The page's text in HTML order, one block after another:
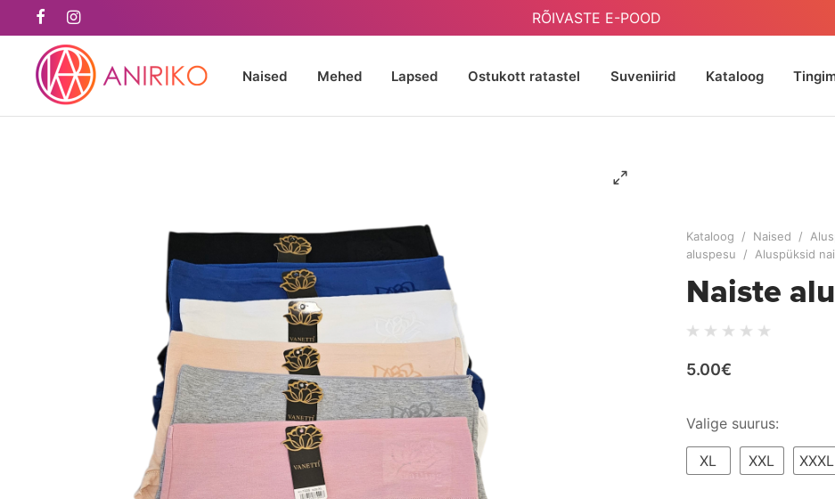
RÕIVASTE E-POOD
Naised Mehed Lapsed Ostukott ratastel Suveniirid Kataloog
Kataloog / Naised /
aluspesu
/ Aluspüksid
Naiste
5.00€
Valige suurus:
XL XXL XXXL